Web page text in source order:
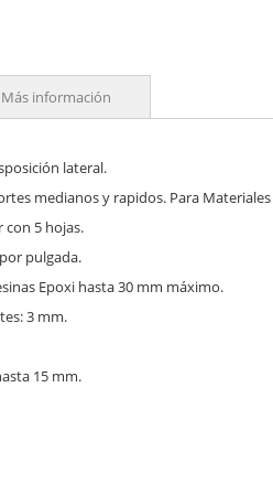
lateral.
medianos y rapidos. Para
con 5 hojas.
pulgada.
Epoxi hasta 30 mm máximo.
3 mm.
15 mm.
Más información